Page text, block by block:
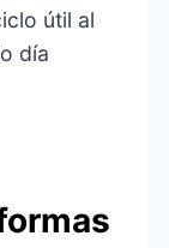
útil al
día